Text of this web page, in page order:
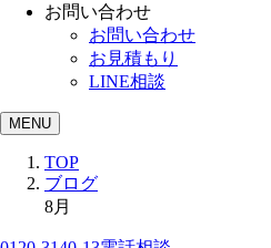
お問い合わせ
お問い合わせ
お見積もり
LINE相談
MENU
TOP
ブログ
8月